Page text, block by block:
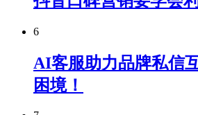
6
AI客服助力品牌私信
困境！